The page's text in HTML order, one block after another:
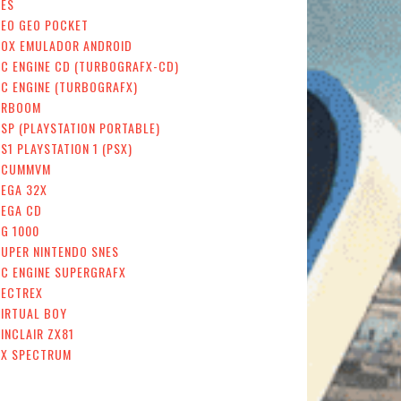
GEO POCKET
EMULADOR ANDROID
ENGINE CD (TURBOGRAFX-CD)
ENGINE (TURBOGRAFX)
(PLAYSTATION PORTABLE)
PLAYSTATION 1 (PSX)
32X
CD
1000
NINTENDO SNES
ENGINE SUPERGRAFX
BOY
ZX81
SPECTRUM